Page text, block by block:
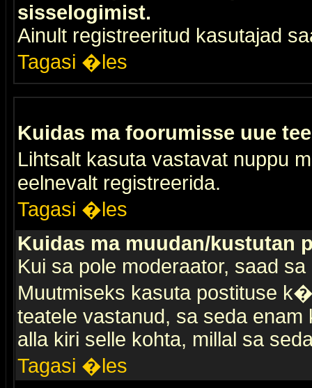
sisselogimist.
Ainult registreeritud kasutajad
Tagasi �les
Kuidas ma foorumisse uue
Lihtsalt kasuta vastavat nuppu
eelnevalt registreerida.
Tagasi �les
Kuidas ma muudan/kustutan
Kui sa pole moderaator, saad
Muutmiseks kasuta postituse
teatele vastanud, sa seda
alla kiri selle kohta, millal sa
Tagasi �les